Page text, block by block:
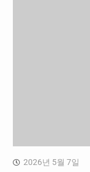
2026년 5월 7일